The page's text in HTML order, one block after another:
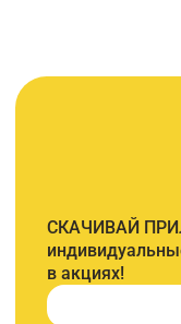
СКАЧИВАЙ
в акциях!